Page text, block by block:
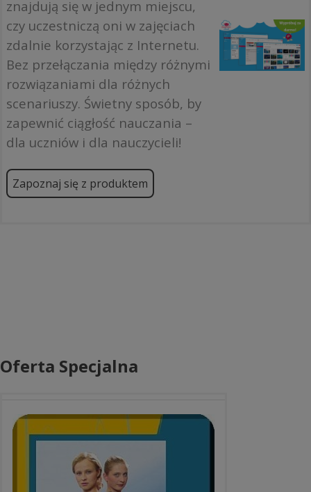
znajdują się w jednym miejscu,
czy uczestniczą oni w zajęciach
zdalnie korzystając z Internetu.
Bez przełączania między różnymi
rozwiązaniami dla różnych
scenariuszy. Świetny sposób, by
zapewnić ciągłość nauczania –
dla uczniów i dla nauczycieli!
Zapoznaj się z produktem
Oferta Specjalna